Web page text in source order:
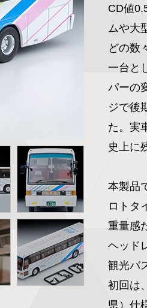
CD値
ムや大
どの数
一台と
パーの
ジで後
た。実
史上に
本製品
ロトタ
重量感
ヘッド
観光バ
初回は
県）仕